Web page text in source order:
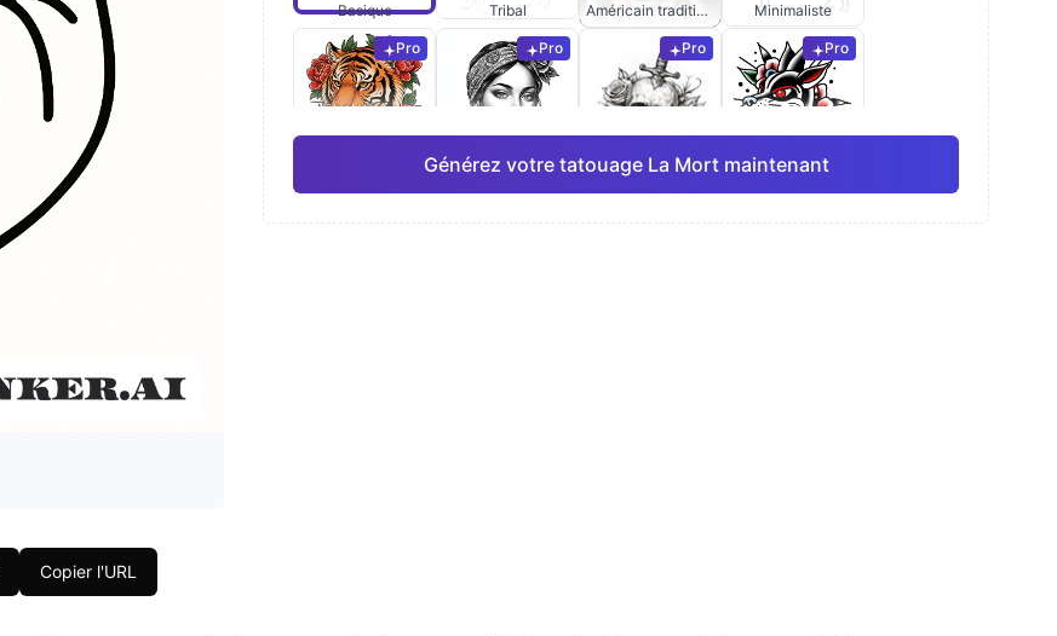
Basique Tribal Américain traditionnel Minimaliste
Pro
Japonais
Pro
Aquarelle
Pro
Ligne fine
Pro
Anime
Générez votre tatouage La Mort maintenant
Copier l'URL